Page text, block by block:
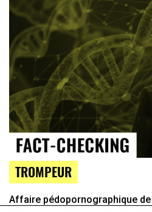
TROMPEUR
Affaire pédopornographique